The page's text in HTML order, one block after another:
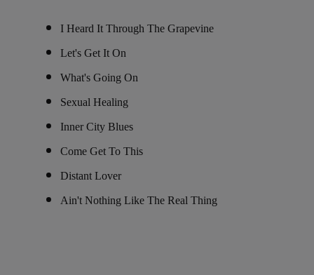
I Heard It Through The Grapevine
Let's Get It On
What's Going On
Sexual Healing
Inner City Blues
Come Get To This
Distant Lover
Ain't Nothing Like The Real Thing